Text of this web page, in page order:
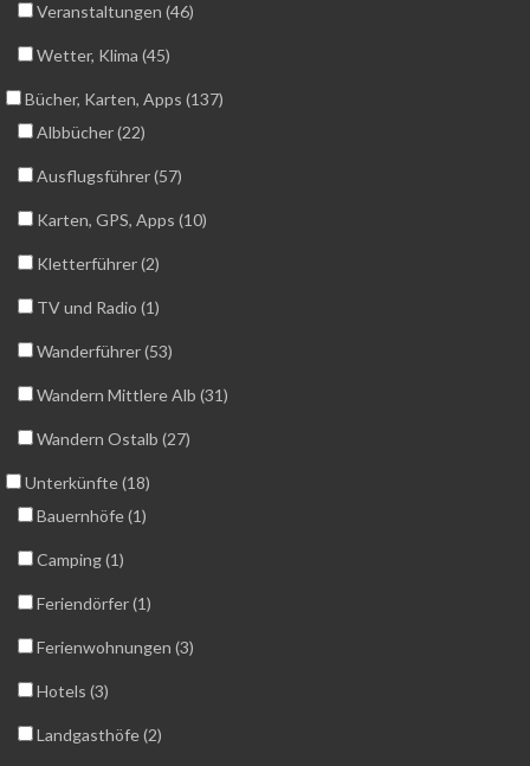
Veranstaltungen (46)
Wetter, Klima (45)
Bücher, Karten, Apps (137)
Albbücher (22)
Ausflugsführer (57)
Karten, GPS, Apps (10)
Kletterführer (2)
TV und Radio (1)
Wanderführer (53)
Wandern Mittlere Alb (31)
Wandern Ostalb (27)
Unterkünfte (18)
Bauernhöfe (1)
Camping (1)
Feriendörfer (1)
Ferienwohnungen (3)
Hotels (3)
Landgasthöfe (2)